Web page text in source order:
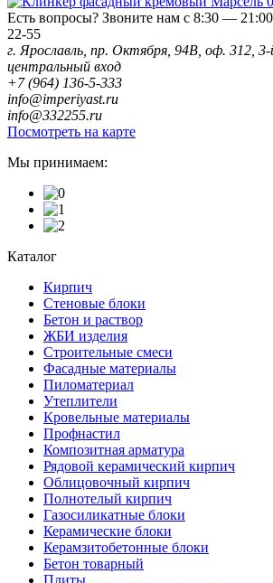
Есть вопросы? Звоните нам с 8:30 —
22-55
г. Ярославль, пр. Октября, 94В, оф. 312,
центральный вход
+7 (964) 136-5-333
info@imperiyast.ru
info@332255.ru
Посмотреть на карте
Мы принимаем:
Каталог
Кирпич
Стеновые блоки
Бетон и раствор
ЖБИ изделия
Строительные смеси
Фасадные материалы
Пиломатериал
Утеплители
Кровельные материалы
Профнастил
Композитная арматура
Рядовой керамический кирпич
Облицовочный кирпич
Полнотелый кирпич
Газосиликатные блоки
Керамические блоки
Керамзитобетонные блоки
Бетон товарный
Плиты